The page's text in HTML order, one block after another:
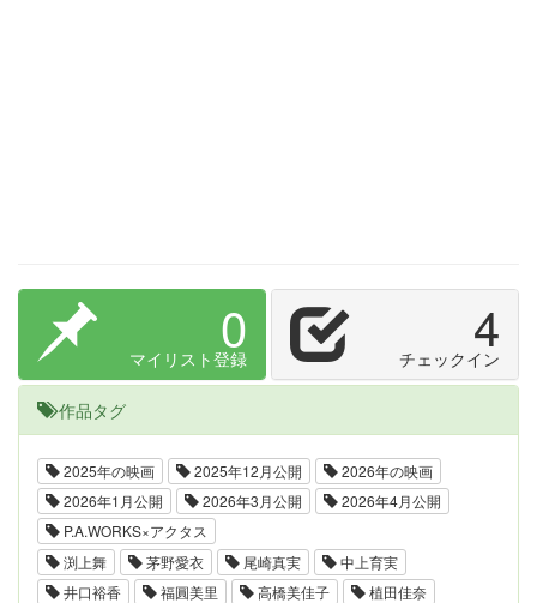
0
マイリスト登録 4
チェックイン
作品タグ
2025年の映画 2025年12月公開
2026年の映画
2026年1月公開
2026年3月公開
2026年4月公開
P.A.WORKS×アクタス
渕上舞
茅野愛衣 尾崎真実
中上育実
井口裕香
福圓美里 高橋美佳子
植田佳奈